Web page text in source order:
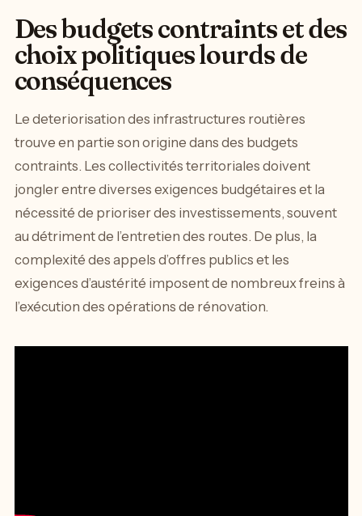
Des budgets contraints et des
choix politiques lourds de
conséquences
Le deteriorisation des infrastructures routières
trouve en partie son origine dans des budgets
contraints. Les collectivités territoriales doivent
jongler entre diverses exigences budgétaires et la
nécessité de prioriser des investissements, souvent
au détriment de l’entretien des routes. De plus, la
complexité des appels d’offres publics et les
exigences d’austérité imposent de nombreux freins à
l’exécution des opérations de rénovation.